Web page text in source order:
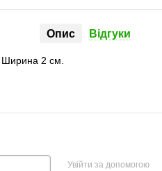
Опис Відгуки
2 см.
Увійти за допомогою